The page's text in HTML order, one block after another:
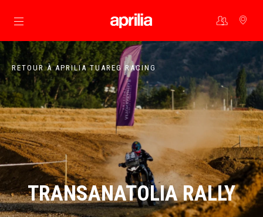
Aller au contenu principal
RETOUR À APRILIA TUAREG RACING
TRANSANATOLIA RALLY